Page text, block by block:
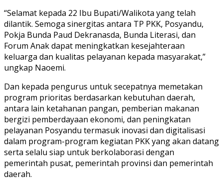
“Selamat kepada 22 Ibu Bupati/Walikota yang telah
dilantik. Semoga sinergitas antara TP PKK, Posyandu,
Pokja Bunda Paud Dekranasda, Bunda Literasi, dan
Forum Anak dapat meningkatkan kesejahteraan
keluarga dan kualitas pelayanan kepada masyarakat,”
ungkap Naoemi.
Dan kepada pengurus untuk secepatnya memetakan
program prioritas berdasarkan kebutuhan daerah,
antara lain ketahanan pangan, pemberian makanan
bergizi pemberdayaan ekonomi, dan peningkatan
pelayanan Posyandu termasuk inovasi dan digitalisasi
dalam program-program kegiatan PKK yang akan datang
serta selalu siap untuk berkolaborasi dengan
pemerintah pusat, pemerintah provinsi dan pemerintah
daerah.